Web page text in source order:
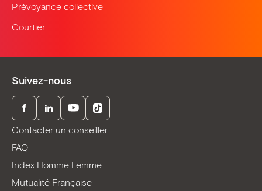
Prévoyance collective
Courtier
Suivez-nous
FacebookLinkedInYoutubeTikTok
Contacter un conseiller
FAQ
Index Homme Femme
Mutualité Française